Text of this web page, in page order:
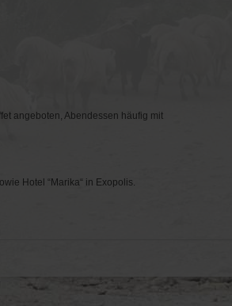
angeboten, Abendessen häufig mit
Hotel “Marika“ in Exopolis.